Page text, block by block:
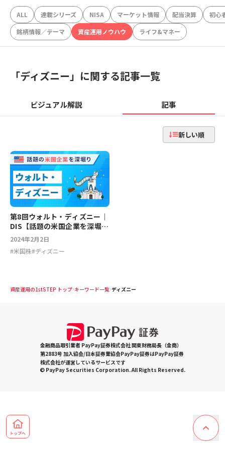
ALL 連載シリーズ NISA マーケット情報 配当決算
初心
銘柄情報／テーマ
資産運用ノウハウ ライフ&マネー
「ディズニー」に関する記事一覧
ビジュアル解説 記事
新しい順
第8回ウォルト・ディズニー｜
DIS【話題の米国企業を深堀
り】
2024年2月2日
#米国株#ディズニー
資産運用の1stSTEP トップ キーワード一覧 ディズニー
金融商品取引業者 PayPay証券株式会社 関東財務局長（金商）
第2883号 加入協会/日本証券業協会PayPay証券はPayPay証券
株式会社が運営しているサービスです
© PayPay Securities Corporation. All Rights Reserved.